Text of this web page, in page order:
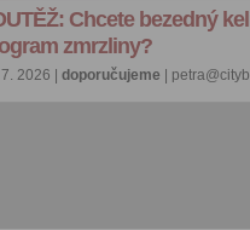
Chcete bezedný
zmrzliny?
2026 | doporučujeme |